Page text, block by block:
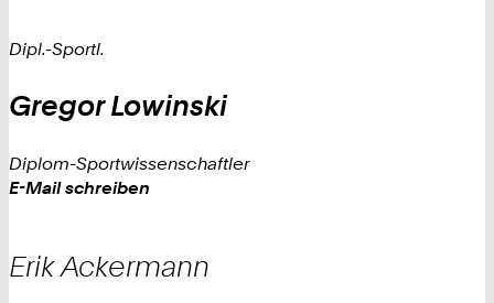
Dipl.-Sportl.
Gregor Lowinski
Diplom-Sportwissenschaftler
Work
E-Mail schreiben
ErikAckermann